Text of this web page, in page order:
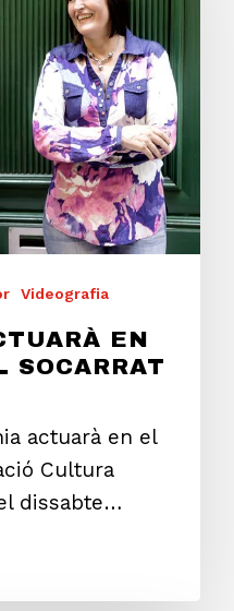
Videografia
EN
SOCARRAT
actuarà en el
Cultura
dissabte…